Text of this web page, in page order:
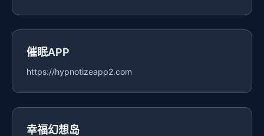
催眠APP
https://hypnotizeapp2.com
幸福幻想岛